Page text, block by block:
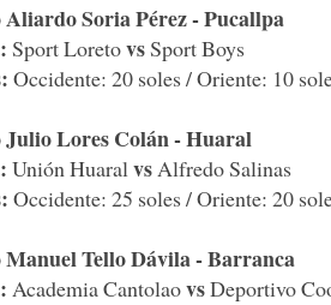
Soria Pérez - Pucallpa
Sport LoretovsSport Boys
Occidente: 20 soles / Oriente: 10
Julio Lores Colán - Huaral
Unión Huaral vs Alfredo Salinas
Occidente: 25 soles / Oriente: 20
Tello Dávila - Barranca
Academia CantolaovsDeportivo